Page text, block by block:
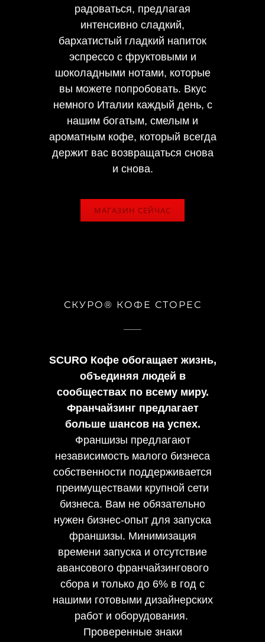
радоваться, предлагая
интенсивно сладкий,
бархатистый гладкий напиток
эспрессо с фруктовыми и
шоколадными нотами, которые
вы можете попробовать. Вкус
немного Италии каждый день, с
нашим богатым, смелым и
ароматным кофе, который всегда
держит вас возвращаться снова
и снова.
МАГАЗИН СЕЙЧАС
СКУРО® КОФЕ СТОРЕС
SCURO Кофе обогащает жизнь,
объединяя людей в
сообществах по всему миру.
Франчайзинг предлагает
больше шансов на успех.
Франшизы предлагают
независимость малого бизнеса
собственности поддерживается
преимуществами крупной сети
бизнеса. Вам не обязательно
нужен бизнес-опыт для запуска
франшизы. Минимизация
времени запуска и отсутствие
авансового франчайзингового
сбора и только до 6% в год с
нашими готовыми дизайнерских
работ и оборудования.
Проверенные знаки